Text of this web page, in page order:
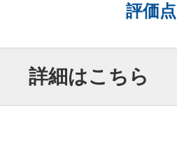
評価
詳細はこちら